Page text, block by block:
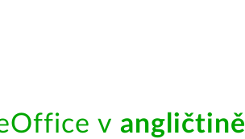
v angličtině